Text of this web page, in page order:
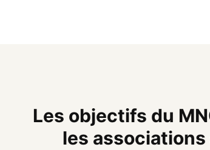
Les objectifs du
les associations